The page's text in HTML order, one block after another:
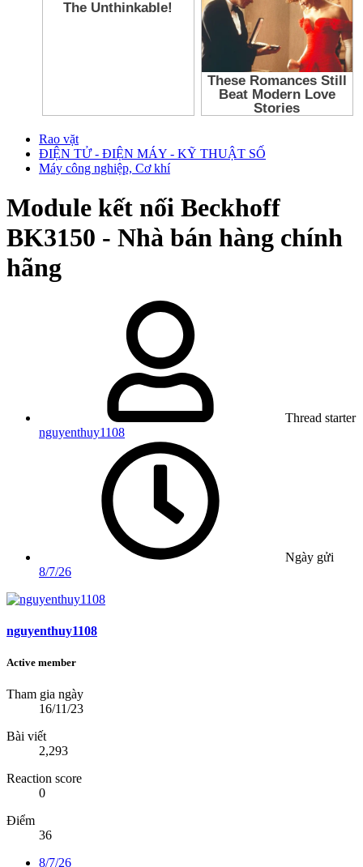
Rao vặt
ĐIỆN TỬ - ĐIỆN MÁY - KỸ THUẬT SỐ
Máy công nghiệp, Cơ khí
Module kết nối Beckhoff
BK3150 - Nhà bán hàng chính
hãng
Thread starter
nguyenthuy1108
Ngày gửi
8/7/26
nguyenthuy1108
Active member
Tham gia ngày
16/11/23
Bài viết
2,293
Reaction score
0
Điểm
36
8/7/26